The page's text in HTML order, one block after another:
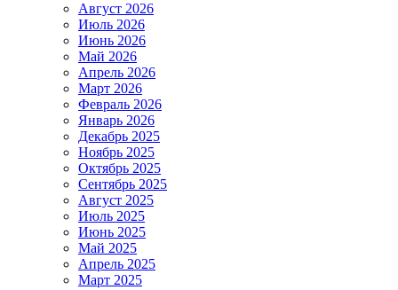
Август 2026
Июль 2026
Июнь 2026
Май 2026
Апрель 2026
Март 2026
Февраль 2026
Январь 2026
Декабрь 2025
Ноябрь 2025
Октябрь 2025
Сентябрь 2025
Август 2025
Июль 2025
Июнь 2025
Май 2025
Апрель 2025
Март 2025